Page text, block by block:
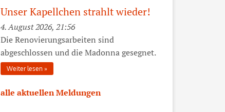
Unser Kapellchen strahlt wieder!
4. August 2026, 21:56
Die Renovierungsarbeiten sind
abgeschlossen und die Madonna gesegnet.
Weiter lesen
alle aktuellen Meldungen